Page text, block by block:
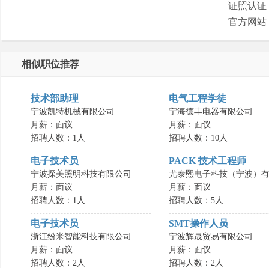
证照认证
官方网站
相似职位推荐
技术部助理
宁波凯特机械有限公司
月薪：面议
招聘人数：1人
电气工程学徒
宁海德丰电器有限公司
月薪：面议
招聘人数：10人
电子技术员
宁波探美照明科技有限公司
月薪：面议
招聘人数：1人
PACK 技术工程师
尤泰熙电子科技（宁波）
月薪：面议
招聘人数：5人
电子技术员
浙江纷米智能科技有限公司
月薪：面议
招聘人数：2人
SMT操作人员
宁波辉晟贸易有限公司
月薪：面议
招聘人数：2人